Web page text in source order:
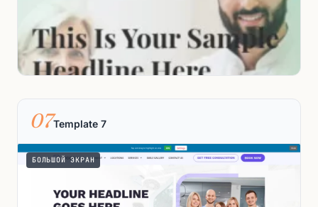
07Template 7
БОЛЬШОЙ ЭКРАН